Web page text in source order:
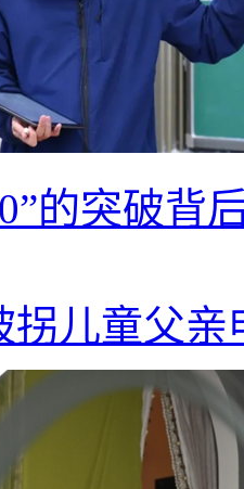
的突破背
拐儿童父